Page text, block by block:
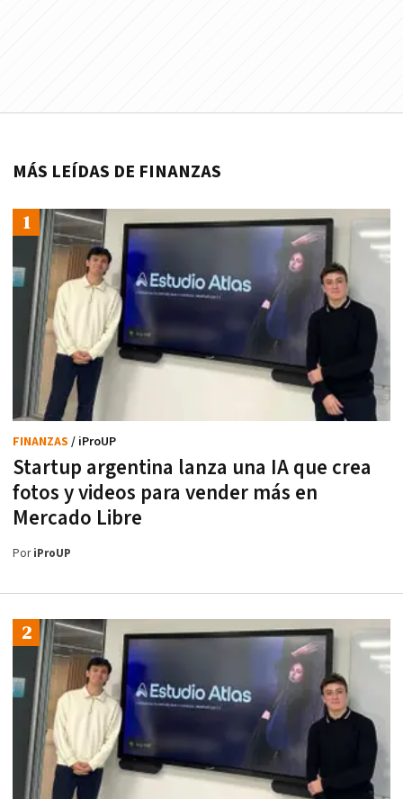
MÁS LEÍDAS DE FINANZAS
Startup argentina lanza una IA que crea
fotos y videos para vender más en
Mercado Libre
FINANZAS / iProUP
PoriProUP